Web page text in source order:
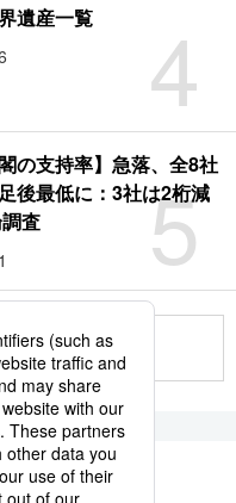
4
遺産一覧
5
閣の支持率】急落、全8社
後最低に：3社は2桁減
査